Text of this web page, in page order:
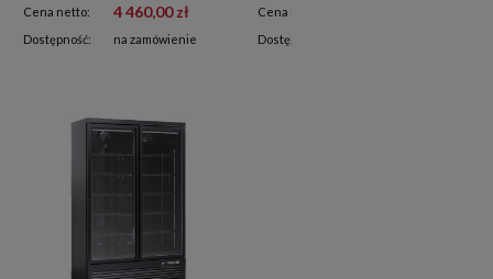
Cena netto: 4 460,00 zł
Dostępność: na zamówienie
Cena netto:
Dostępność: